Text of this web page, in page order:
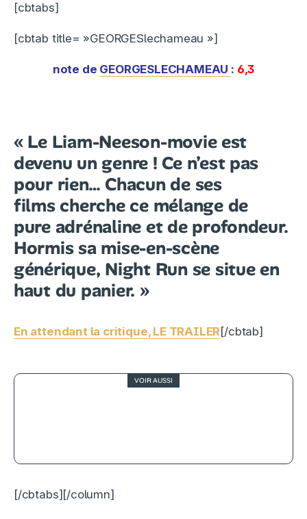
[cbtabs]
[cbtab title= »GEORGESlechameau »]
note de GEORGESLECHAMEAU : 6,3
« Le Liam-Neeson-movie est
devenu un genre ! Ce n’est pas
pour rien… Chacun de ses
films cherche ce mélange de
pure adrénaline et de profondeur.
Hormis sa mise-en-scène
générique, Night Run se situe en
haut du panier. »
En attendant la critique, LE TRAILER[/cbtab]
VOIR AUSSI
[/cbtabs] [/column]